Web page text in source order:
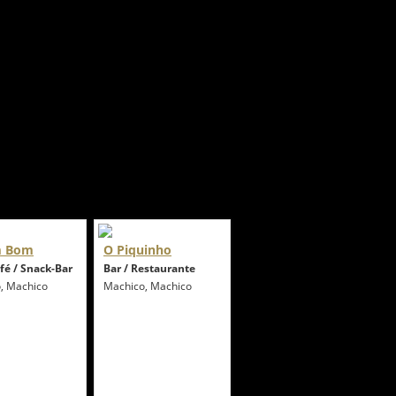
Bom
/ Snack-Bar
Machico
O Piquinho
Bar / Restaurante
Machico, Machico